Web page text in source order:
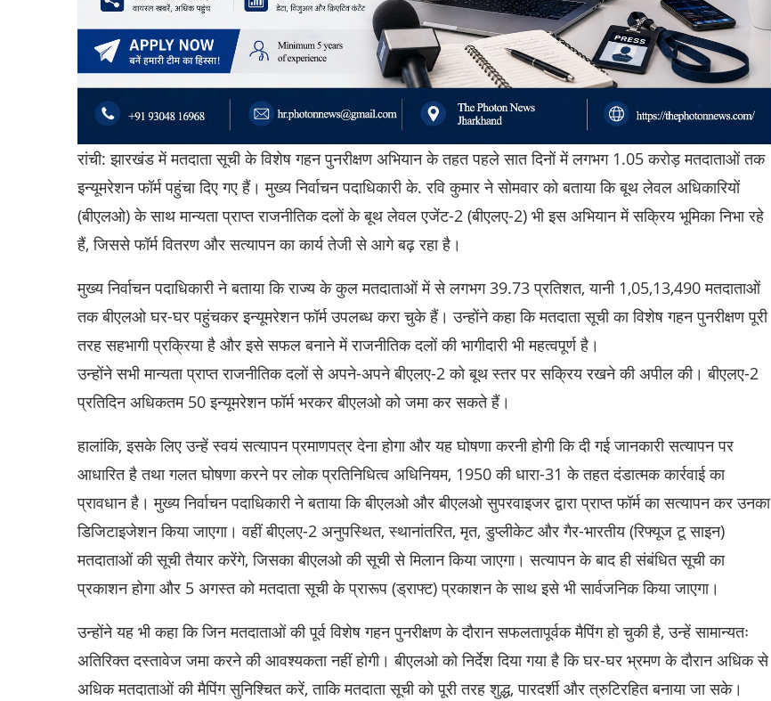
रांची: झारखंड में मतदाता सूची के विशेष गहन पुनरीक्षण अभियान के तहत पहले सात दिनों में लगभग 1.05 करोड़ मतदाताओं तक
इन्यूमरेशन फॉर्म पहुंचा दिए गए हैं। मुख्य निर्वाचन पदाधिकारी के. रवि कुमार ने सोमवार को बताया कि बूथ लेवल अधिकारियों
(बीएलओ) के साथ मान्यता प्राप्त राजनीतिक दलों के बूथ लेवल एजेंट-2 (बीएलए-2) भी इस अभियान में सक्रिय भूमिका निभा रहे
हैं, जिससे फॉर्म वितरण और सत्यापन का कार्य तेजी से आगे बढ़ रहा है।
मुख्य निर्वाचन पदाधिकारी ने बताया कि राज्य के कुल मतदाताओं में से लगभग 39.73 प्रतिशत, यानी 1,05,13,490 मतदाताओं
तक बीएलओ घर-घर पहुंचकर इन्यूमरेशन फॉर्म उपलब्ध करा चुके हैं। उन्होंने कहा कि मतदाता सूची का विशेष गहन पुनरीक्षण पूरी
तरह सहभागी प्रक्रिया है और इसे सफल बनाने में राजनीतिक दलों की भागीदारी भी महत्वपूर्ण है।
उन्होंने सभी मान्यता प्राप्त राजनीतिक दलों से अपने-अपने बीएलए-2 को बूथ स्तर पर सक्रिय रखने की अपील की। बीएलए-2
प्रतिदिन अधिकतम 50 इन्यूमरेशन फॉर्म भरकर बीएलओ को जमा कर सकते हैं।
हालांकि, इसके लिए उन्हें स्वयं सत्यापन प्रमाणपत्र देना होगा और यह घोषणा करनी होगी कि दी गई जानकारी सत्यापन पर
आधारित है तथा गलत घोषणा करने पर लोक प्रतिनिधित्व अधिनियम, 1950 की धारा-31 के तहत दंडात्मक कार्रवाई का
प्रावधान है। मुख्य निर्वाचन पदाधिकारी ने बताया कि बीएलओ और बीएलओ सुपरवाइजर द्वारा प्राप्त फॉर्म का सत्यापन कर उनका
डिजिटाइजेशन किया जाएगा। वहीं बीएलए-2 अनुपस्थित, स्थानांतरित, मृत, डुप्लीकेट और गैर-भारतीय (रिफ्यूज टू साइन)
मतदाताओं की सूची तैयार करेंगे, जिसका बीएलओ की सूची से मिलान किया जाएगा। सत्यापन के बाद ही संबंधित सूची का
प्रकाशन होगा और 5 अगस्त को मतदाता सूची के प्रारूप (ड्राफ्ट) प्रकाशन के साथ इसे भी सार्वजनिक किया जाएगा।
उन्होंने यह भी कहा कि जिन मतदाताओं की पूर्व विशेष गहन पुनरीक्षण के दौरान सफलतापूर्वक मैपिंग हो चुकी है, उन्हें सामान्यतः
अतिरिक्त दस्तावेज जमा करने की आवश्यकता नहीं होगी। बीएलओ को निर्देश दिया गया है कि घर-घर भ्रमण के दौरान अधिक से
अधिक मतदाताओं की मैपिंग सुनिश्चित करें, ताकि मतदाता सूची को पूरी तरह शुद्ध, पारदर्शी और त्रुटिरहित बनाया जा सके।